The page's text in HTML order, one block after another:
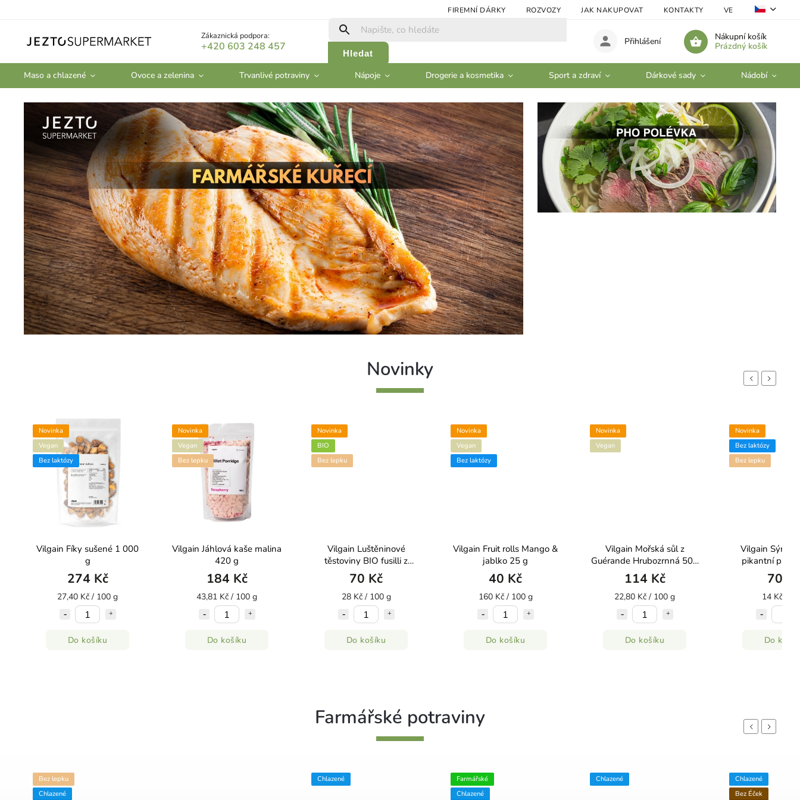
FIREMNÍ DÁRKY ROZVOZY JAK NAKUPOVAT KONTAKTY VELKOOBCHOD
Zákaznická podpora:
+420 603 248 457
Hledat
Nákupní košík
Prázdný košík
Přihlášení
Maso a chlazené Ovoce a zelenina Trvanlivé potraviny Nápoje Drogerie a kosmetika Sport a zdraví Dárkové sady Nádobí
Novinky Previous
Novinka
Vegan
Bez laktózy
Vilgain Fíky sušené 1 000
g
274 Kč
27,40 Kč / 100 g
Do košíku
Novinka
Vegan
Bez lepku
Vilgain Jáhlová kaše malina
420 g
184 Kč
43,81 Kč / 100 g
Do košíku
Novinka
BIO
Bez lepku
Vilgain Luštěninové
těstoviny BIO fusilli z
červené čočky 250 g
70 Kč
28 Kč / 100 g
Do košíku
Novinka
Vegan
Bez laktózy
Vilgain Fruit rolls Mango &
jablko 25 g
40 Kč
160 Kč / 100 g
Do košíku
Novinka
Vegan
Vilgain Mořská sůl z
Guérande Hrubozrnná 500
g
114 Kč
22,80 Kč / 100 g
Do košíku
Novinka
Bez laktózy
Bez lepku
Vilgain
pikantní
70 Kč
14 Kč /
Do
Next
Farmářské potraviny Previous
Bez lepku
Chlazené
Chlazené
Farmářské
Chlazené
Chlazené
Chlazené
Bez Éček
Next